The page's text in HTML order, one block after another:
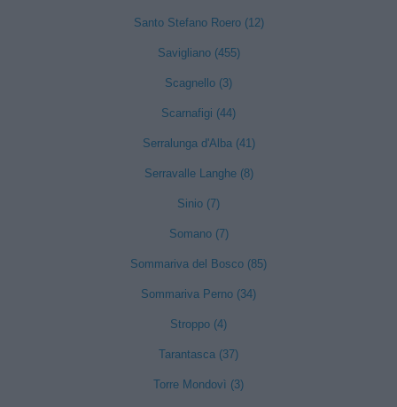
Santo Stefano Roero (12)
Savigliano (455)
Scagnello (3)
Scarnafigi (44)
Serralunga d'Alba (41)
Serravalle Langhe (8)
Sinio (7)
Somano (7)
Sommariva del Bosco (85)
Sommariva Perno (34)
Stroppo (4)
Tarantasca (37)
Torre Mondovì (3)